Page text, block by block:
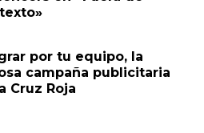
por tu equipo, la
campaña publicitaria
Cruz Roja